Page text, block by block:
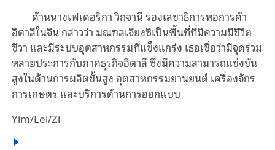
ด้านนางเฟเดอริกา วิกจานี รองเลขาธิการหอการค้า
อิตาลีในจีน กล่าวว่า มณฑลเจียงซีเป็นพื้นที่ที่มีความมีชีวิต
ชีวา และมีระบบอุตสาหกรรมที่แข็งแกร่ง เธอเชื่อว่ามีจุดร่วม
หลายประการกับภาคธุรกิจอิตาลี ซึ่งมีความสามารถแข่งขัน
สูงในด้านการผลิตขั้นสูง อุตสาหกรรมยานยนต์ เครื่องจักร
การเกษตร และบริการด้านการออกแบบ
Yim/Lei/Zi